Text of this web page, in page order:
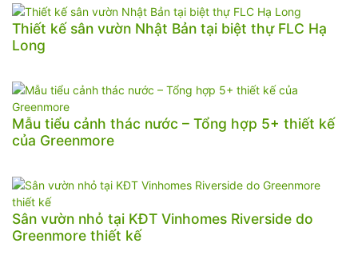
Thiết kế sân vườn Nhật Bản tại biệt thự FLC Hạ
Long
Mẫu tiểu cảnh thác nước – Tổng hợp 5+ thiết kế
của Greenmore
Sân vườn nhỏ tại KĐT Vinhomes Riverside do
Greenmore thiết kế